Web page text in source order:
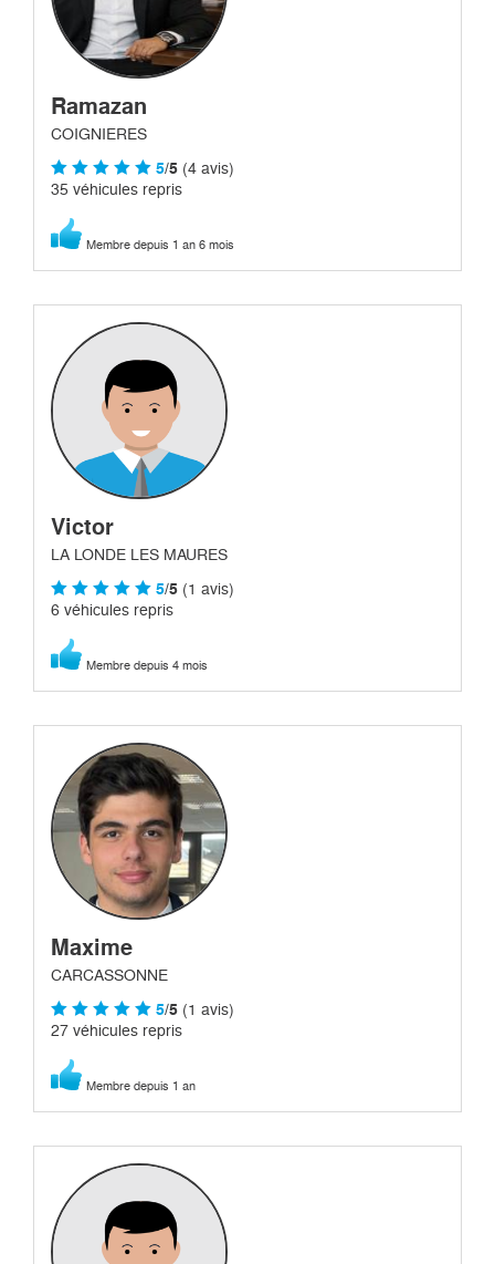
Ramazan
COIGNIERES
5/5 (4 avis)
35 véhicules repris
Membre depuis 1 an 6 mois
Victor
LA LONDE LES MAURES
5/5 (1 avis)
6 véhicules repris
Membre depuis 4 mois
Maxime
CARCASSONNE
5/5 (1 avis)
27 véhicules repris
Membre depuis 1 an